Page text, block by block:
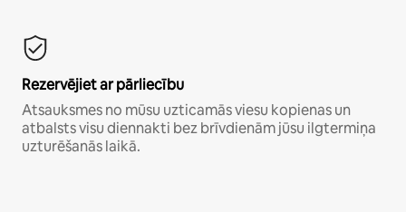
Rezervējiet ar pārliecību
Atsauksmes no mūsu uzticamās viesu kopienas un
atbalsts visu diennakti bez brīvdienām jūsu ilgtermiņa
uzturēšanās laikā.